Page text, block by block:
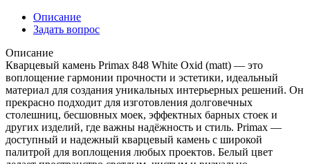
Описание
Задать вопрос
Описание
Кварцевый камень Primax 848 White Oxid (matt) — это
воплощение гармонии прочности и эстетики, идеальный
материал для создания уникальных интерьерных решений. Он
прекрасно подходит для изготовления долговечных
столешниц, бесшовных моек, эффектных барных стоек и
других изделий, где важны надёжность и стиль. Primax —
доступный и надежный кварцевый камень с широкой
палитрой для воплощения любых проектов. Белый цвет